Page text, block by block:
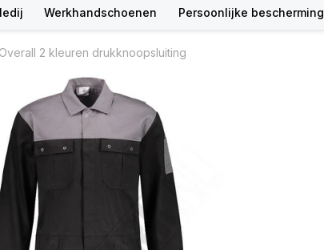
Werkhandschoenen Persoonlijke bescherming
Overall 2 kleuren drukknoopsluiting